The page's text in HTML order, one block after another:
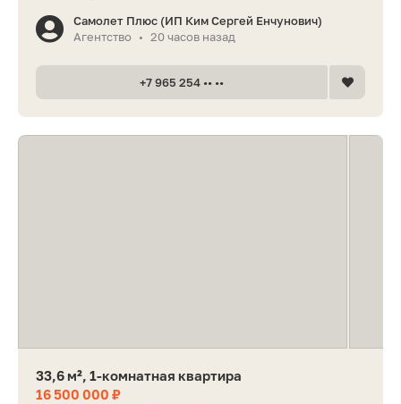
Самолет Плюс (ИП Ким Сергей Енчунович)
Агентство
• 20 часов назад
+7 965 254 •• ••
33,6 м², 1-комнатная квартира
16 500 000 ₽